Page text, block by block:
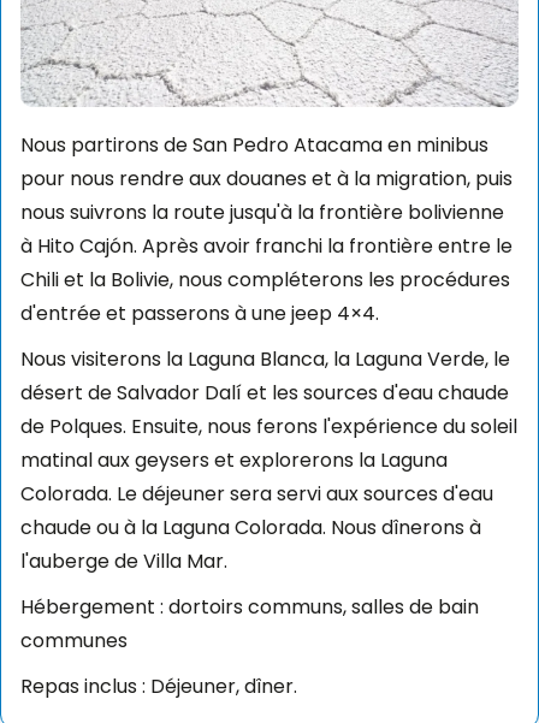
Nous partirons de San Pedro Atacama en minibus
pour nous rendre aux douanes et à la migration, puis
nous suivrons la route jusqu'à la frontière bolivienne
à Hito Cajón. Après avoir franchi la frontière entre le
Chili et la Bolivie, nous compléterons les procédures
d'entrée et passerons à une jeep 4×4.
Nous visiterons la Laguna Blanca, la Laguna Verde, le
désert de Salvador Dalí et les sources d'eau chaude
de Polques. Ensuite, nous ferons l'expérience du soleil
matinal aux geysers et explorerons la Laguna
Colorada. Le déjeuner sera servi aux sources d'eau
chaude ou à la Laguna Colorada. Nous dînerons à
l'auberge de Villa Mar.
Hébergement : dortoirs communs, salles de bain
communes
Repas inclus : Déjeuner, dîner.